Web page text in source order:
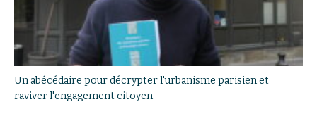
Un abécédaire pour décrypter l'urbanisme parisien et
raviver l'engagement citoyen